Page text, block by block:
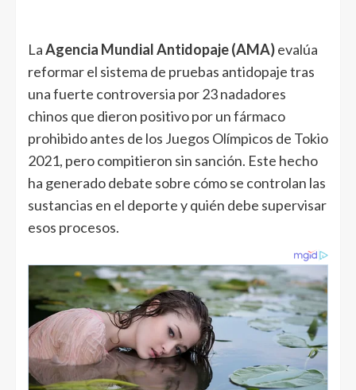
LaAgencia Mundial Antidopaje (AMA)evalúa
reformar el sistema de pruebas antidopaje tras
una fuerte controversia por 23 nadadores
chinos que dieron positivo por un fármaco
prohibido antes de los Juegos Olímpicos de Tokio
2021, pero compitieron sin sanción. Este hecho
ha generado debate sobre cómo se controlan las
sustancias en el deporte y quién debe supervisar
esos procesos.